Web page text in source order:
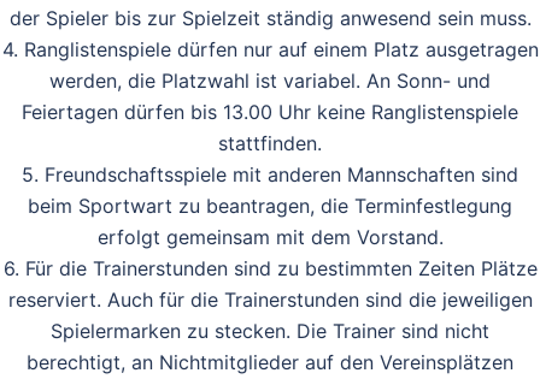
der Spieler bis zur Spielzeit ständig anwesend sein muss.
4. Ranglistenspiele dürfen nur auf einem Platz ausgetragen
werden, die Platzwahl ist variabel. An Sonn- und
Feiertagen dürfen bis 13.00 Uhr keine Ranglistenspiele
stattfinden.
5. Freundschaftsspiele mit anderen Mannschaften sind
beim Sportwart zu beantragen, die Terminfestlegung
erfolgt gemeinsam mit dem Vorstand.
6. Für die Trainerstunden sind zu bestimmten Zeiten Plätze
reserviert. Auch für die Trainerstunden sind die jeweiligen
Spielermarken zu stecken. Die Trainer sind nicht
berechtigt, an Nichtmitglieder auf den Vereinsplätzen